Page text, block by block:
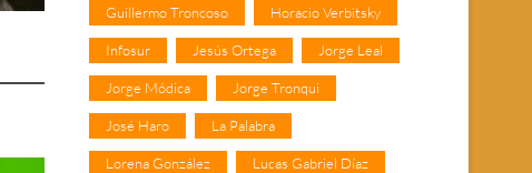
Guillermo Troncoso Horacio Verbitsky
Infosur Jesús Ortega Jorge Leal
Jorge Módica Jorge Tronqui
José Haro La Palabra
Lorena González Lucas Gabriel Díaz